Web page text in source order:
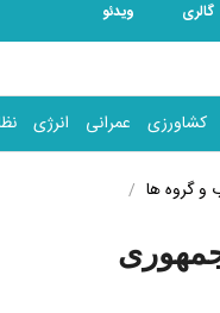
گالری ویدئو
کشاورزی عمرانی انرژی
و گروه ها